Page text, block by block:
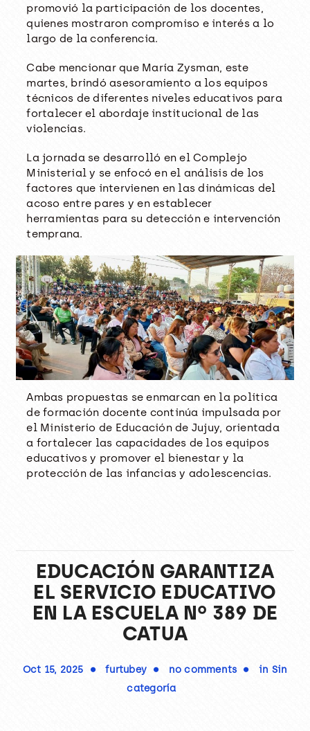
promovió la participación de los docentes,
quienes mostraron compromiso e interés a lo
largo de la conferencia.
Cabe mencionar que María Zysman, este
martes, brindó asesoramiento a los equipos
técnicos de diferentes niveles educativos para
fortalecer el abordaje institucional de las
violencias.
La jornada se desarrolló en el Complejo
Ministerial y se enfocó en el análisis de los
factores que intervienen en las dinámicas del
acoso entre pares y en establecer
herramientas para su detección e intervención
temprana.
Ambas propuestas se enmarcan en la política
de formación docente continúa impulsada por
el Ministerio de Educación de Jujuy, orientada
a fortalecer las capacidades de los equipos
educativos y promover el bienestar y la
protección de las infancias y adolescencias.
EDUCACIÓN GARANTIZA
EL SERVICIO EDUCATIVO
EN LA ESCUELA Nº 389 DE
CATUA
Oct 15, 2025 furtubey no comments in Sin
categoría